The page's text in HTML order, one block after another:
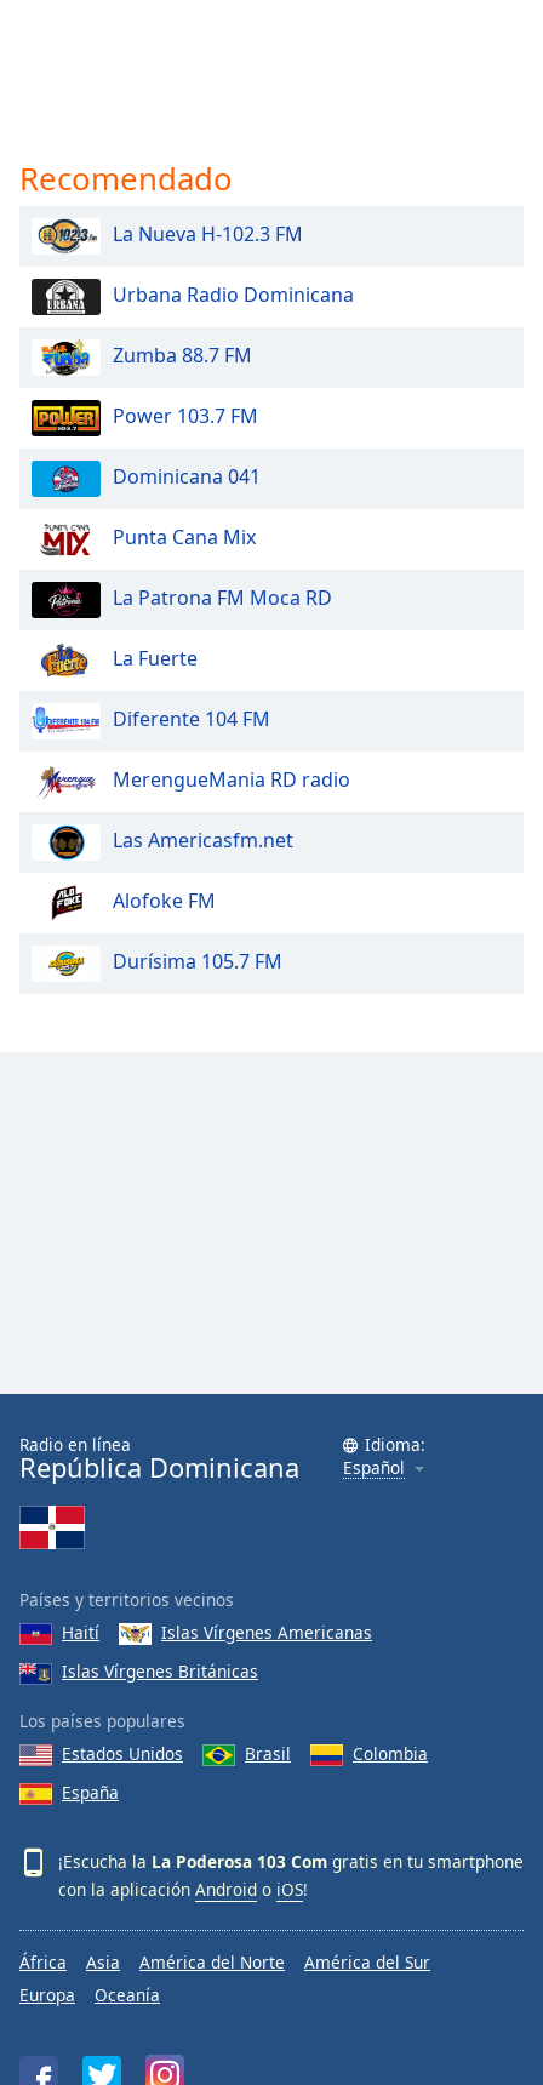
Recomendado
La Nueva H-102.3 FM
Urbana Radio Dominicana
Zumba 88.7 FM
Power 103.7 FM
Dominicana 041
Punta Cana Mix
La Patrona FM Moca RD
La Fuerte
Diferente 104 FM
MerengueMania RD radio
Las Americasfm.net
Alofoke FM
Durísima 105.7 FM
Radio en línea
República Dominicana
Idioma:
Español
Países y territorios vecinos
Haití
Islas Vírgenes Americanas
Islas Vírgenes Británicas
Los países populares
Estados Unidos
Brasil
Colombia
España
¡Escucha la La Poderosa 103 Com gratis en tu smartphone
con la aplicación Android o iOS!
África Asia América del Norte
América del Sur
Europa
Oceanía